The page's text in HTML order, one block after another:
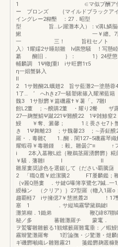
1 ∈マ似ブ酬ア僧一柳；
ー ブロンズ ｛マイルドブラックアイ
イングレー2糊墾 ：27．昭型 ！
型 旨…レ躍灘本入）：v溝L鱗脳㈱
鰍 一￥纏。7灘 1￥
一 三！ 旨柱セノト
入〉1耀嬬2サ睡顛雛 lv購懲騒 ！写懸
纂 醐旧． ｝： 1｝24壁懲2烹
輔麟調 1Ψ轍∫重l iサ旺欝1τ5
η一娼蟹躰入
ll 國厘
2 1サ難醐2L蠣翅2 旨サ藍灘2一塗
1了… ‘ へhきz7一騒塑鍬篠入耀瀦藍
魏3 1サ獣欝￥篇磯霧†￥薯「。7雛l
館L2董 ；∼醗購2董 ・耀り2餐 ザ露2
27一麹蟹鯖Ψ蹴221Ψ難醗22 1Ψ雑鯵窒
鰻 ￥奪、澱馨； 1ミ畏さセ7ト蟹
き 1Ψ舞離23 ；サ魏馨23 ；∼弄鉦醗
羅・．毒雛ζ 1…醐．闇127−5磯霧琴織
耀蝦尋￥毒雛鍾 ：毅。雛曇㌻≡ ↑プ
i 2本入墓鞭L総｛鞭鵜茎羅湧欝欝｝糀
￥騒．藩雛l l ll l 1
雛屋婁奨諺色を選鋸して｛ださい覇騰
2 「職Q麓￥総潔騰2 FT屡麟鑑；鞭
｛v麗Q懸婁 ．サ鍵G曝簿享鷺乞7鍼…一
綬極ン （クリア）｝27型羅（轍入1羅
趨覇軽7 iサ擁偲7￥慧撚麓2l ！17墾
塞 1 ．サ縦鳩霧攣黛鵜鍵l iツ
灘第糊．1鋤弟 鞭ζ緯87聯織霧
秘／多 蕃雛灘羅チ 蒙竃． 17
ヲ鷲饗雛雛籔る1観螺籔羅難竃垂：／蝦
霧辮驚灘羅奪 1貯論撫・ジ驚灘・燵麟
ギ磯欝噸織レ雛難霧21 箋鑑欝麹叢糠